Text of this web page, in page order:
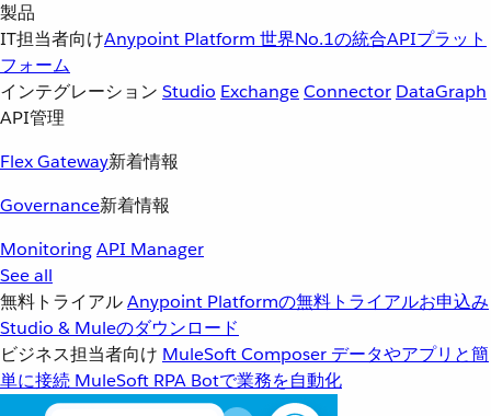
製品
IT担当者向けAnypoint Platform 世界No.1の統合APIプラット
フォーム
インテグレーション Studio ExchangeConnector DataGraph
API管理
Flex Gateway新着情報
Governance新着情報
MonitoringAPI Manager
See all
無料トライアルAnypoint Platformの無料トライアルお申込み
Studio & Muleのダウンロード
ビジネス担当者向け MuleSoft Composer データやアプリと簡
単に接続 MuleSoft RPA Botで業務を自動化